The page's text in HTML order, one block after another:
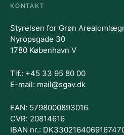
KONTAKT
Styrelsen for Grøn
Nyropsgade 30
1780 København V
Tlf.: +45 33 95 80 00
E-mail: mail@sgav.dk
EAN: 5798000893016
CVR: 20814616
IBAN nr.: